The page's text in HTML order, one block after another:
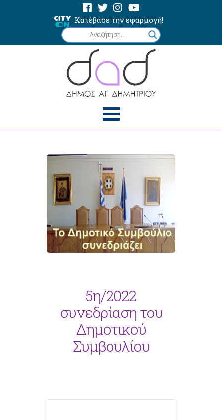
Κατέβασε την εφαρμογή!
5η/2022
συνεδρίαση του
Δημοτικού
Συμβουλίου